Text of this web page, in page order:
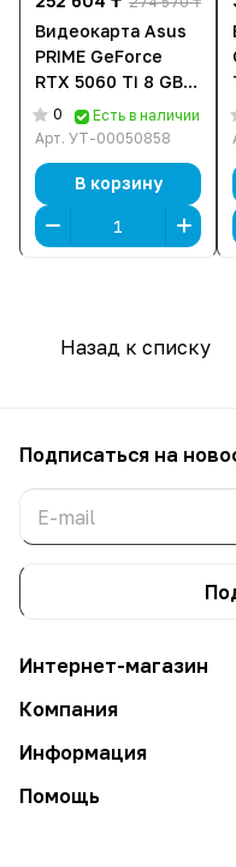
Видеокарта Asus
PRIME GeForce
RTX 5060 Ti 8 GB
GDDR7 OC Edition
(PRIME-RTX5060TI-
128 бит, HDMI,
DisplayPort (3 шт)
0
Есть в наличии
Арт. УТ-00050858
В корзину
Назад к списку
Подписаться на
Интернет-магазин
Компания
Информация
Помощь